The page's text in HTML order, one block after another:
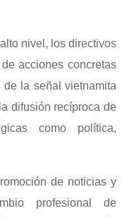
nivel, los directivos
acciones concretas
la señal vietnamita
difusión recíproca de
como política,
de noticias y
profesional de